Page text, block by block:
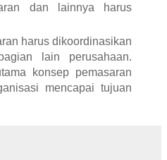
dan lainnya harus
harus dikoordinasikan
lain perusahaan.
konsep pemasaran
mencapai tujuan